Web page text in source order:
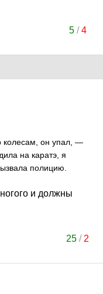
5/4
колесам, он упал, —
на каратэ, я
полицию.
и должны
25 / 2